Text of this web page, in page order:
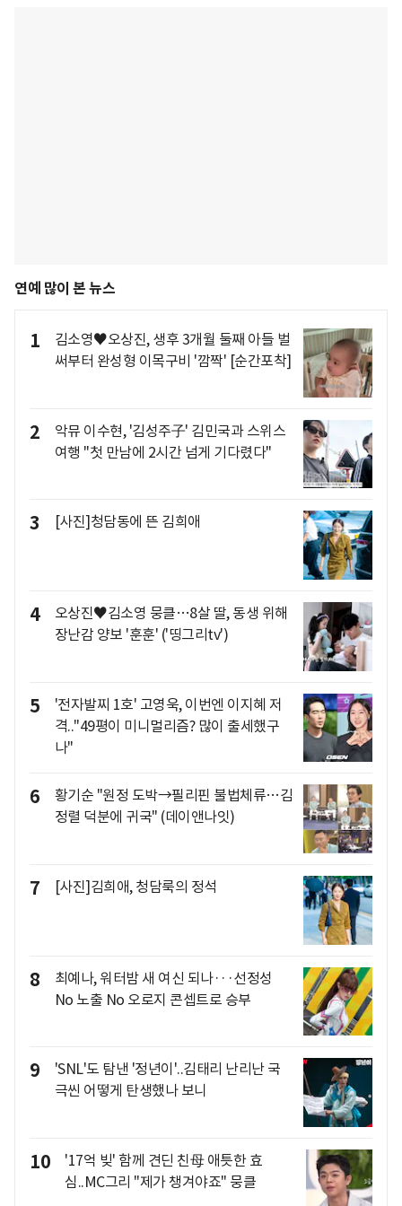
연예 많이 본 뉴스
1
김소영♥오상진, 생후 3개월 둘째 아들 벌
써부터 완성형 이목구비 '깜짝' [순간포착]
2
악뮤 이수현, '김성주子' 김민국과 스위스
여행 "첫 만남에 2시간 넘게 기다렸다"
3 [사진]청담동에 뜬 김희애
4
오상진♥김소영 뭉클…8살 딸, 동생 위해
장난감 양보 '훈훈' ('띵그리tv')
5
'전자발찌 1호' 고영욱, 이번엔 이지혜 저
격.."49평이 미니멀리즘? 많이 출세했구
나"
6
황기순 "원정 도박→필리핀 불법체류…김
정렬 덕분에 귀국" (데이앤나잇)
7 [사진]김희애, 청담룩의 정석
8
최예나, 워터밤 새 여신 되나···선정성
No 노출 No 오로지 콘셉트로 승부
9
'SNL'도 탐낸 '정년이'..김태리 난리난 국
극씬 어떻게 탄생했나 보니
10
'17억 빚' 함께 견딘 친母 애틋한 효
심..MC그리 "제가 챙겨야죠" 뭉클